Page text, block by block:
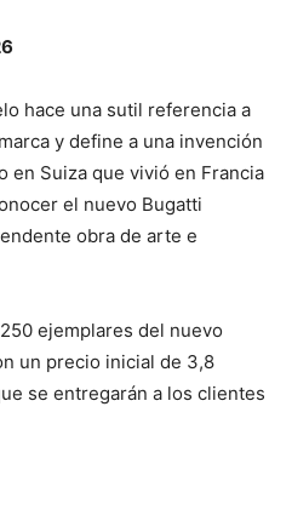
hace una sutil referencia a
y define a una invención
en Suiza que vivió en Francia
el nuevo Bugatti
obra de arte e
ejemplares del nuevo
un precio inicial de 3,8
se entregarán a los clientes